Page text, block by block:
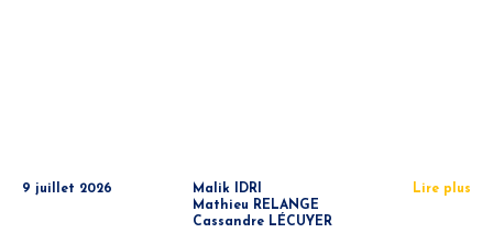
9 juillet 2026
Malik IDRI
Mathieu RELANGE
Cassandre LÉCUYER
Lire plus